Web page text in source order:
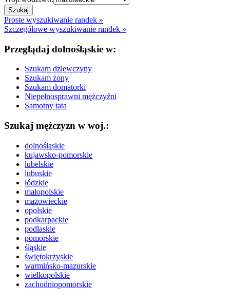
Proste wyszukiwanie randek »
Szczegółowe wyszukiwanie randek »
Przeglądaj dolnośląskie w:
Szukam dziewczyny
Szukam żony
Szukam domatorki
Niepełnosprawni mężczyźni
Samotny tata
Szukaj mężczyzn w woj.:
dolnośląskie
kujawsko-pomorskie
lubelskie
lubuskie
łódzkie
małopolskie
mazowieckie
opolskie
podkarpackie
podlaskie
pomorskie
śląskie
świętokrzyskie
warmińsko-mazurskie
wielkopolskie
zachodniopomorskie